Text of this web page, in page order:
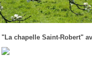
"La chapelle Saint-Robert"